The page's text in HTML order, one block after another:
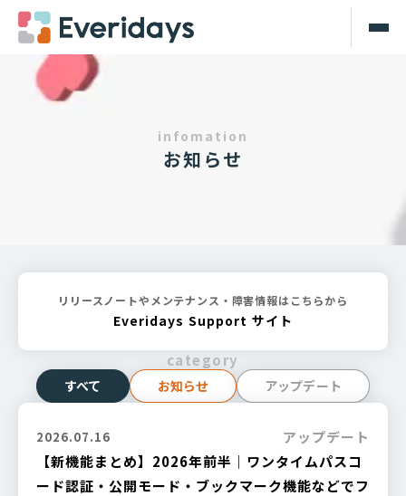
infomation
お知らせ
リリースノートやメンテナンス・障害情報はこちらから
Everidays Support サイト
category
すべて お知らせ アップデート
2026.07.16
アップデート
【新機能まとめ】2026年前半｜ワンタイムパスコ
ード認証・公開モード・ブックマーク機能などでフ